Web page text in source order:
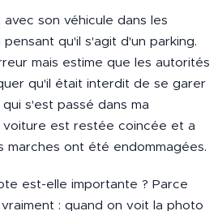
son véhicule dans les
qu'il s'agit d'un parking.
mais estime que les autorités
qu'il était interdit de se garer
s'est passé dans ma
voiture est restée coincée et a
marches ont été endommagées.
est-elle importante ? Parce
: quand on voit la photo